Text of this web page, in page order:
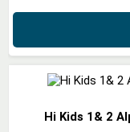
Hi Kids 1& 2